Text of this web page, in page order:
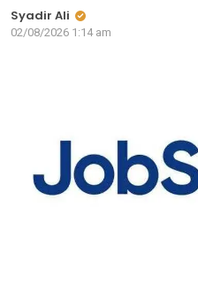
Syadir Ali
02/08/2026 1:14 am